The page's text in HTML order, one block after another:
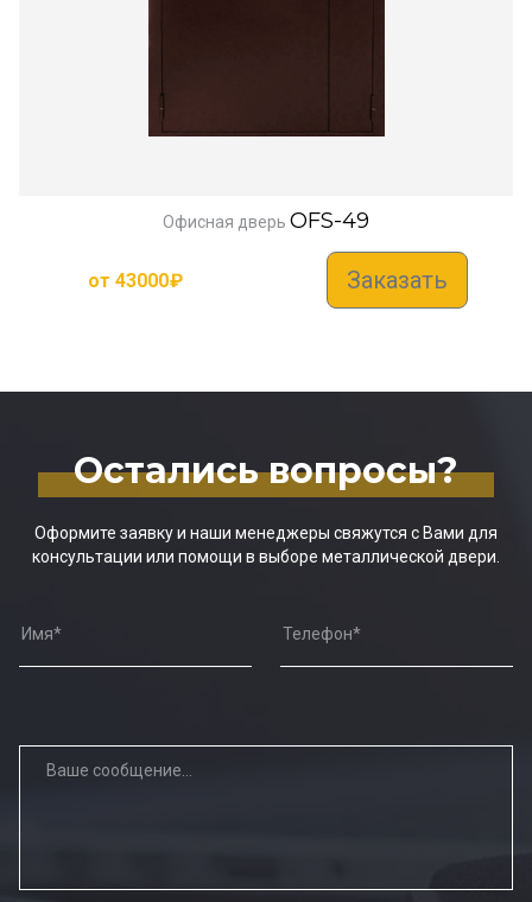
Офисная дверь OFS-49
от 43000₽ Заказать
Остались вопросы?
Оформите заявку и наши менеджеры свяжутся с Вами для
консультации или помощи в выборе металлической двери.